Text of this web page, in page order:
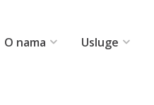
O nama Usluge